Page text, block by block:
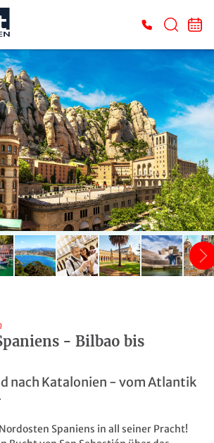
Angebote gefunden werden. Bitte wenden Sie sich an
- Bilbao bis
nach Katalonien - vom Atlantik
Spaniens in all seiner Pracht!